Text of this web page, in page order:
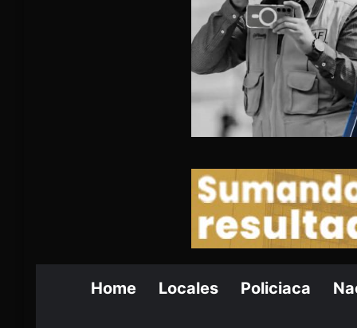
Home Locales Policiaca